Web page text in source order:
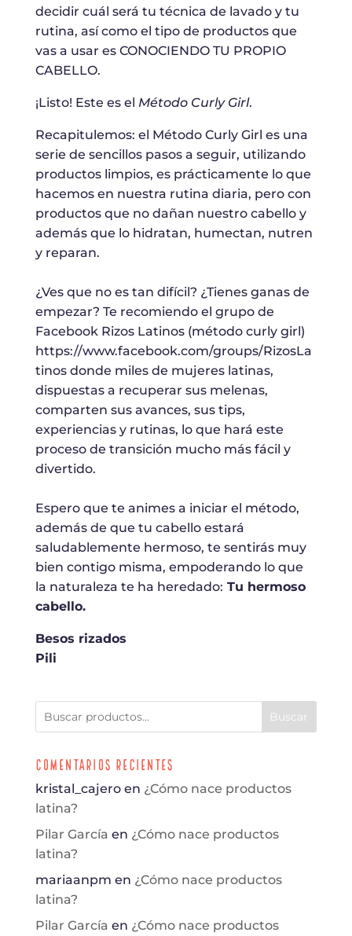
decidir cuál será tu técnica de lavado y tu
rutina, así como el tipo de productos que
vas a usar es CONOCIENDO TU PROPIO
CABELLO.
¡Listo! Este es el Método Curly Girl.
Recapitulemos: el Método Curly Girl es una
serie de sencillos pasos a seguir, utilizando
productos limpios, es prácticamente lo que
hacemos en nuestra rutina diaria, pero con
productos que no dañan nuestro cabello y
además que lo hidratan, humectan, nutren
y reparan.
¿Ves que no es tan difícil? ¿Tienes ganas de
empezar? Te recomiendo el grupo de
Facebook Rizos Latinos (método curly girl)
https://www.facebook.com/groups/RizosLa
tinos donde miles de mujeres latinas,
dispuestas a recuperar sus melenas,
comparten sus avances, sus tips,
experiencias y rutinas, lo que hará este
proceso de transición mucho más fácil y
divertido.
Espero que te animes a iniciar el método,
además de que tu cabello estará
saludablemente hermoso, te sentirás muy
bien contigo misma, empoderando lo que
la naturaleza te ha heredado: Tu hermoso
cabello.
Besos rizados
Pili
Buscar
Comentarios Recientes
kristal_cajeroen ¿Cómo nace productos
latina?
Pilar García en ¿Cómo nace productos
latina?
mariaanpm en ¿Cómo nace productos
latina?
Pilar García en ¿Cómo nace productos